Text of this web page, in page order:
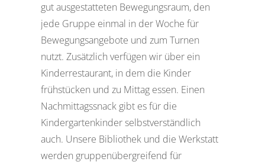
gut ausgestatteten Bewegungsraum, den
jede Gruppe einmal in der Woche für
Bewegungsangebote und zum Turnen
nutzt. Zusätzlich verfügen wir über ein
Kinderrestaurant, in dem die Kinder
frühstücken und zu Mittag essen. Einen
Nachmittagssnack gibt es für die
Kindergartenkinder selbstverständlich
auch. Unsere Bibliothek und die Werkstatt
werden gruppenübergreifend für